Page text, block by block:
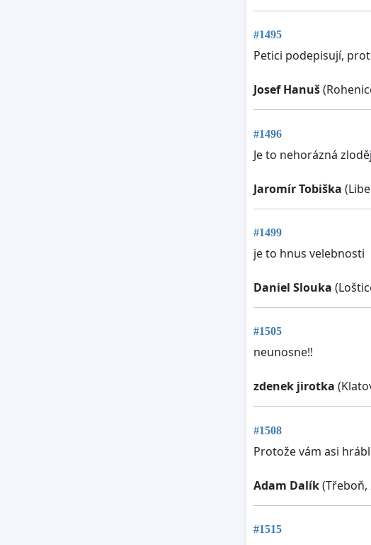
#1495
Petici podepisují,
Josef Hanuš
#1496
Je to nehorázná
Jaromír Tobiška
#1499
je to hnus velebnosti
Daniel Slouka
#1505
neunosne!!
zdenek jirotka
#1508
Protože vám asi
Adam Dalík(Třeboň,
#1515